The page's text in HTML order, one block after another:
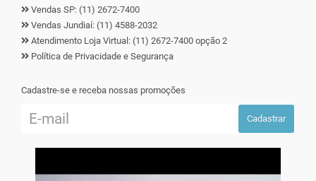
Vendas SP: (11) 2672-7400
Vendas Jundiaí: (11) 4588-2032
Atendimento Loja Virtual: (11) 2672-7400 opção 2
Política de Privacidade e Segurança
Cadastre-se e receba nossas promoções
Cadastrar